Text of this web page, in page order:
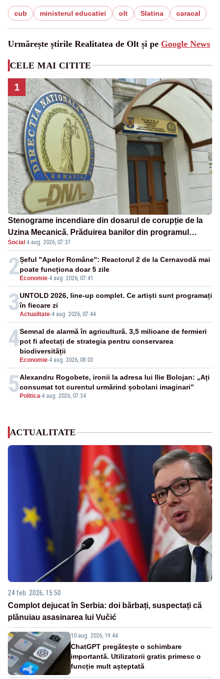
cub ministerul educatiei olt Slatina caracal
Urmărește știrile Realitatea de Olt și pe Google News
CELE MAI CITITE
1
Stenograme incendiare din dosarul de corupție de la
Uzina Mecanică. Prăduirea banilor din programul
SAFE, interceptată de DNA
Social ·4 aug. 2026, 07:37
2 Economie-4 aug. 2026, 07:41
Șeful "Apelor Române": Reactorul 2 de la Cernavodă mai
poate funcționa doar 5 zile
3Actualitate-4 aug. 2026, 07:44
UNTOLD 2026, line-up complet. Ce artiști sunt programați
în fiecare zi
4
Economie-4 aug. 2026, 08:03
Semnal de alarmă în agricultură. 3,5 milioane de fermieri
pot fi afectați de strategia pentru conservarea
biodiversității
5 Politica-4 aug. 2026, 07:34
Alexandru Rogobete, ironii la adresa lui Ilie Bolojan: „Ați
consumat tot curentul urmărind șobolani imaginari”
ACTUALITATE
24 feb. 2026, 15:50
Complot dejucat în Serbia: doi bărbați, suspectați că
plănuiau asasinarea lui Vučić
10 aug. 2026, 19:44
ChatGPT pregătește o schimbare
importantă. Utilizatorii gratis primesc o
funcție mult așteptată